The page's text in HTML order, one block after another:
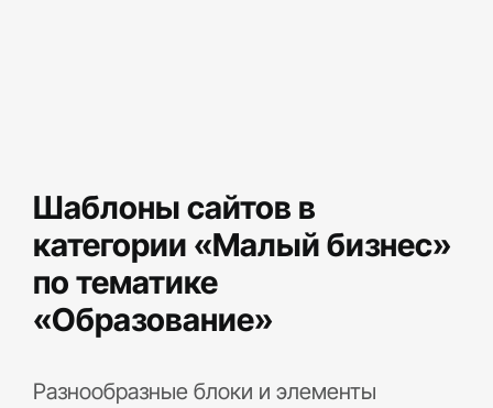
Шаблоны сайтов в
категории «Малый бизнес»
по тематике
«Образование»
Разнообразные блоки и элементы